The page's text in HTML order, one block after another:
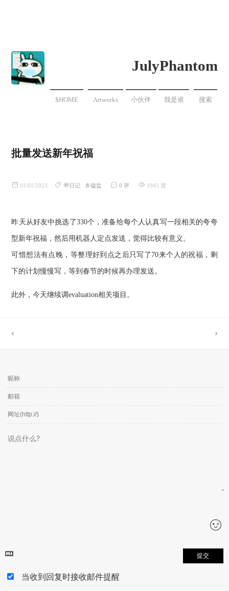
JulyPhantom
$HOME Artworks 小伙伴 我是谁 搜索
批量发送新年祝福
01/01/2023 💬日记 🧂磕盐 0 评 1943 度
昨天从好友中挑选了330个，准备给每个人认真写一段相关的夸夸
型新年祝福，然后用机器人定点发送，觉得比较有意义。
可惜想法有点晚，等整理好到点之后只写了70来个人的祝福，剩
下的计划慢慢写，等到春节的时候再办理发送。
此外，今天继续调evaluation相关项目。
提交
当收到回复时接收邮件提醒